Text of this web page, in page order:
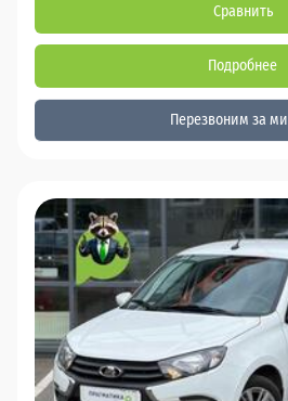
Сравнить
Подробнее
Перезвоним за